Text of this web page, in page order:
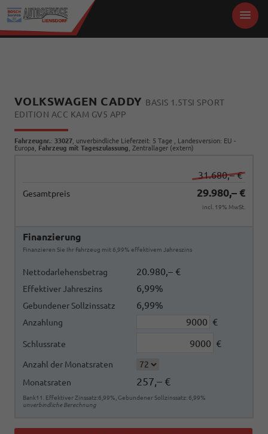
VOLKSWAGEN CADDY BASIS 1.5TSI SPORT
EDITION ACC KAM GV5 APP
Fahrzeugnr.: 33027 , unverbindliche Lieferzeit: 5 Tage , Landesversion: EU -
Europa, Fahrzeug mit Tageszulassung , Zentrallager (extern)
31.680,– €
Gesamtpreis 29.980,– €
incl. 19% MwSt.
Finanzierung
Finanzieren Sie Ihr Fahrzeug mit 6,99% effektivem Jahreszins
Nettodarlehensbetrag 20.980,– €
Effektiver Jahreszins 6,99%
Gebundener Sollzinssatz 6,99%
Anzahlung €
Schlussrate €
Anzahl der Monatsraten
Monatsraten
257,– €
Bank11. Effektiver Zinssatz:6,99%, Gebundener Sollzinssatz: 6,99%
unverbindliche Berechnung